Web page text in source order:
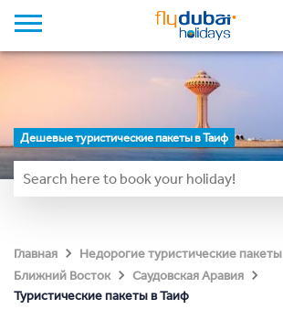
Дешевые туристические пакеты в Таиф
Главная
Недорогие туристические пакеты
Ближний Восток
Саудовская Аравия
Туристические пакеты в Таиф